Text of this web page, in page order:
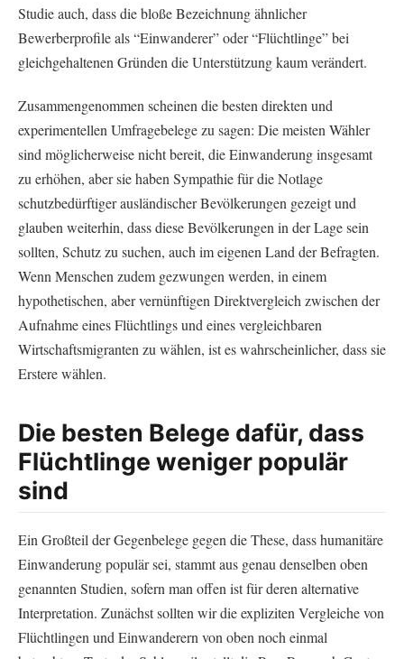
Studie auch, dass die bloße Bezeichnung ähnlicher
Bewerberprofile als “Einwanderer” oder “Flüchtlinge” bei
gleichgehaltenen Gründen die Unterstützung kaum verändert.
Zusammengenommen scheinen die besten direkten und
experimentellen Umfragebelege zu sagen: Die meisten Wähler
sind möglicherweise nicht bereit, die Einwanderung insgesamt
zu erhöhen, aber sie haben Sympathie für die Notlage
schutzbedürftiger ausländischer Bevölkerungen gezeigt und
glauben weiterhin, dass diese Bevölkerungen in der Lage sein
sollten, Schutz zu suchen, auch im eigenen Land der Befragten.
Wenn Menschen zudem gezwungen werden, in einem
hypothetischen, aber vernünftigen Direktvergleich zwischen der
Aufnahme eines Flüchtlings und eines vergleichbaren
Wirtschaftsmigranten zu wählen, ist es wahrscheinlicher, dass sie
Erstere wählen.
Die besten Belege dafür, dass
Flüchtlinge weniger populär
sind
Ein Großteil der Gegenbelege gegen die These, dass humanitäre
Einwanderung populär sei, stammt aus genau denselben oben
genannten Studien, sofern man offen ist für deren alternative
Interpretation. Zunächst sollten wir die expliziten Vergleiche von
Flüchtlingen und Einwanderern von oben noch einmal